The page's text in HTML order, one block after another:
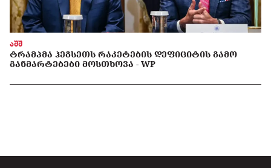
აშშ
ᲢᲠᲐᲛᲞᲛᲐ ᲰᲔᲒᲡᲔᲗᲡ ᲠᲐᲙᲔᲢᲔᲑᲘᲡ ᲓᲔᲤᲘᲪᲘᲢᲘᲡ ᲒᲐᲛᲝ
ᲒᲐᲜᲛᲐᲠᲢᲔᲑᲔᲑᲘ ᲛᲝᲡᲗᲮᲝᲕᲐ - WP